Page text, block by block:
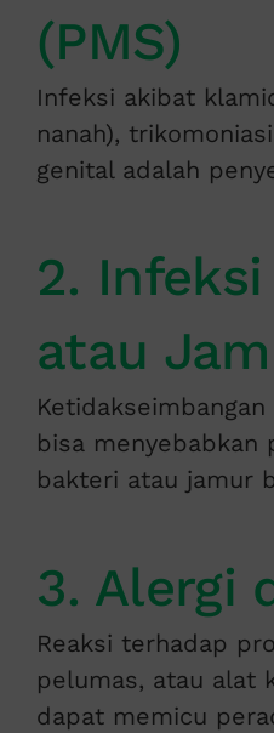
(PMS)
Infeksi akibat
nanah),
genital adalah
2.
atau
bisa menyebabkan
bakteri atau jamur
3. Alergi
Reaksi terhadap
pelumas, atau alat
dapat memicu